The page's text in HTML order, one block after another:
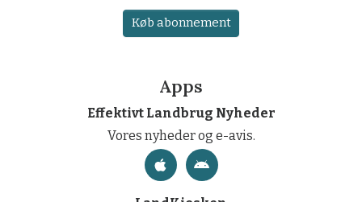
Køb abonnement
Apps
Effektivt Landbrug Nyheder
Vores nyheder og e-avis.